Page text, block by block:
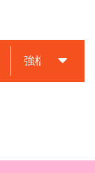
強檔動畫預告